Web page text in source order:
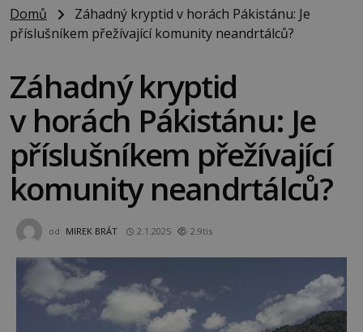
Domů
Záhadný kryptid v horách Pákistánu: Je
příslušníkem přežívající komunity neandrtálců?
Záhadný kryptid
v horách Pákistánu: Je
příslušníkem přežívající
komunity neandrtálců?
od MIREK BRÁT 2.1.2025 2.9tis